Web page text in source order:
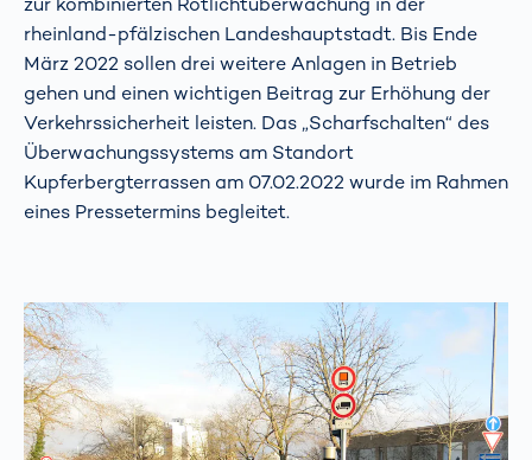
rheinland-pfälzischen Landeshauptstadt. Bis Ende
März 2022 sollen drei weitere Anlagen in Betrieb
gehen und einen wichtigen Beitrag zur Erhöhung der
Verkehrssicherheit leisten. Das „Scharfschalten“ des
Überwachungssystems am Standort
Kupferbergterrassen am 07.02.2022 wurde im Rahmen
eines Pressetermins begleitet.